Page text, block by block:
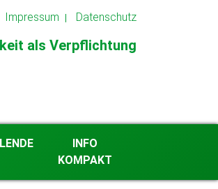
Impressum Datenschutz
als Verpflichtung
INFO
KOMPAKT